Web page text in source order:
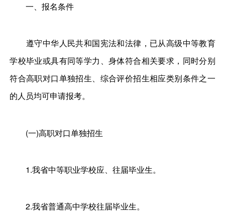
一、报名条件
遵守中华人民共和国宪法和法律，已从高级中等教育
学校毕业或具有同等学力、身体符合相关要求，同时分别
符合高职对口单独招生、综合评价招生相应类别条件之一
的人员均可申请报考。
(一)高职对口单独招生
1.我省中等职业学校应、往届毕业生。
2.我省普通高中学校往届毕业生。